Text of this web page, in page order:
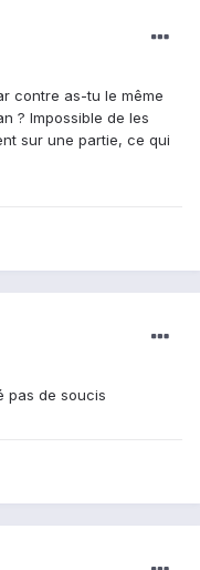
contre as-tu le même
? Impossible de les
sur une partie, ce qui
pas de soucis